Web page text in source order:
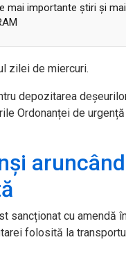
mai importante știri și
zilei de miercuri.
depozitarea
Ordonanței de
sancționat cu amendă
folosită la